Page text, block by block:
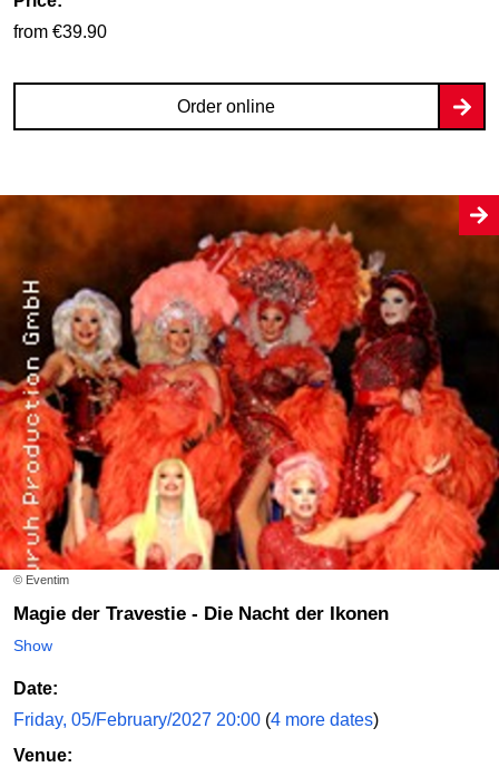
from €39.90
Order online
© Eventim
Magie der Travestie - Die Nacht der Ikonen
Show
Date:
Friday, 05/February/2027 20:00 (4 more dates)
Venue: